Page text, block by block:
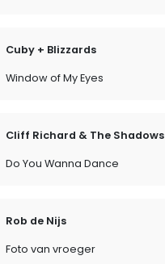
Cuby + Blizzards
Window of My Eyes
Cliff Richard & The Shadows
Do You Wanna Dance
Rob de Nijs
Foto van vroeger